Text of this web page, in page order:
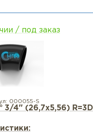
/ под заказ
000055-S
3/4" (26,7х5,56) R=3D